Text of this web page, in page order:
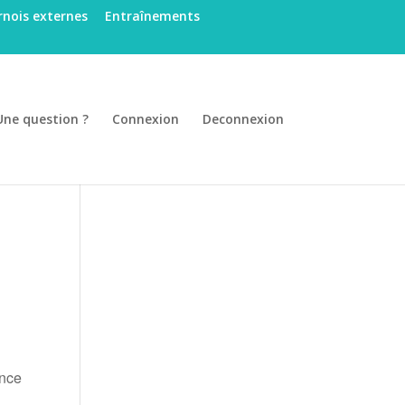
externes
Entraînements
question ? Connexion Deconnexion